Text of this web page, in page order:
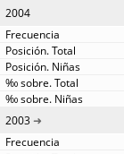
2004
2003